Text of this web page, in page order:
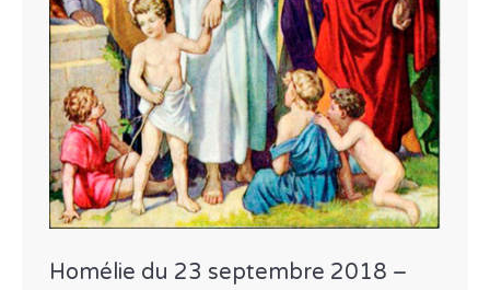
Homélie du 23 septembre 2018 –